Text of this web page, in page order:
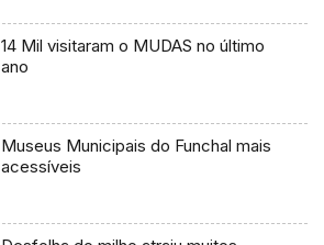
14 Mil visitaram o MUDAS no último
ano
Museus Municipais do Funchal mais
acessíveis